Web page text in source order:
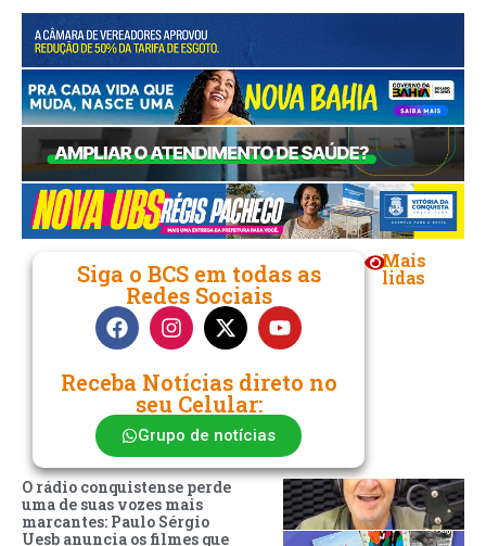
Siga o BCS em todas as
Redes Sociais
Receba Notícias direto no
seu Celular:
Grupo de notícias
Mais
lidas
O rádio conquistense perde
uma de suas vozes mais
marcantes: Paulo Sérgio
Uesb anuncia os filmes que